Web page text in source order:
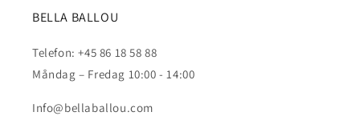
BELLA BALLOU
Telefon: +45 86 18 58 88
Måndag – Fredag 10:00 - 14:00
Info@bellaballou.com